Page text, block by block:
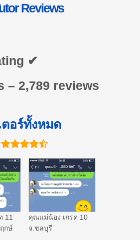
Reviews
✔
– 2,789 reviews
ตอร์ทั้งหมด
11
กษ์
คุณแม่น้อง เกรด 10
จ.ชลบุรี